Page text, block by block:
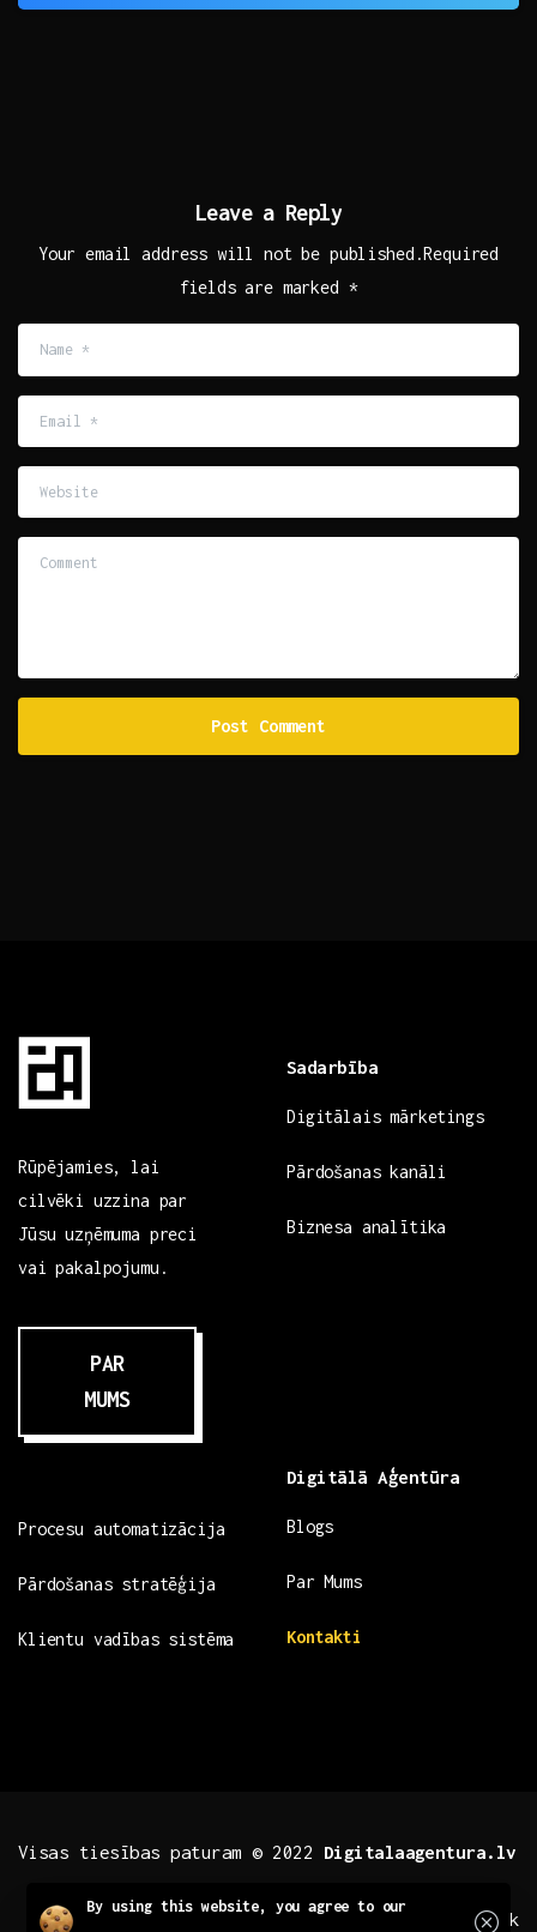
Leave a Reply
Your email address will not be published.Required
fields are marked *
*
Website
Rūpējamies, lai
cilvēki uzzina par
Jūsu uzņēmuma preci
vai pakalpojumu.
PAR
MUMS
Sadarbība
Digitālais mārketings
Pārdošanas kanāli
Biznesa analītika
Procesu automatizācija
Pārdošanas stratēģija
Klientu vadības sistēma
Digitālā Aģentūra
Blogs
Par Mums
Kontakti
Visas tiesības paturam © 2022 Digitalaagentura.lv
.fb .insta .tiktok
By using this website, you agree to our
Close